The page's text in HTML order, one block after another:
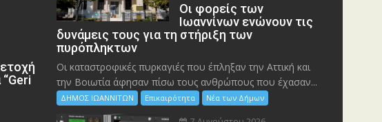
Οι φορείς των
Ιωαννίνων ενώνουν τις
δυνάμεις τους για τη στήριξη των
πυρόπληκτων
Οι καταστροφικές πυρκαγιές που έπληξαν την Αττική και
την Bοιωτία άφησαν πίσω τους ανθρώπους που έχασαν...
ΔΗΜΟΣ ΙΩΑΝΝΙΤΩΝ Επικαιρότητα Νέα των Δήμων